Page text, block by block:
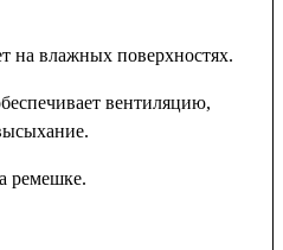
на влажных поверхностях.
вентиляцию,
ремешке.